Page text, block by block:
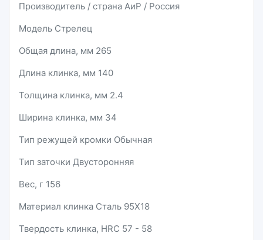
Производитель / страна АиР / Россия
Модель Стрелец
Общая длина, мм 265
Длина клинка, мм 140
Толщина клинка, мм 2.4
Ширина клинка, мм 34
Тип режущей кромки Обычная
Тип заточки Двусторонняя
Вес, г 156
Материал клинка Сталь 95Х18
Твердость клинка, HRC 57 - 58